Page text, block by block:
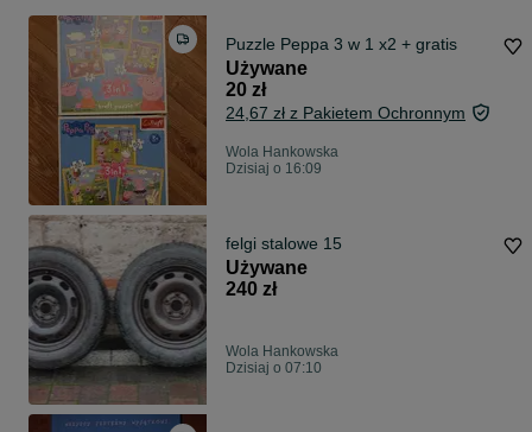
Puzzle Peppa 3 w 1 x2 + gratis
Używane
20 zł
24,67 zł z Pakietem Ochronnym
Wola Hankowska
Dzisiaj o 16:09
felgi stalowe 15
Używane
240 zł
Wola Hankowska
Dzisiaj o 07:10